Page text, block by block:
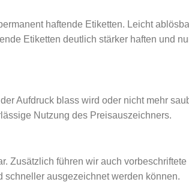
haftende Etiketten. Leicht
Etiketten deutlich stärker haften und
Aufdruck blass wird oder nicht mehr
Nutzung des Preisauszeichners.
Zusätzlich führen wir auch
schneller ausgezeichnet werden können.